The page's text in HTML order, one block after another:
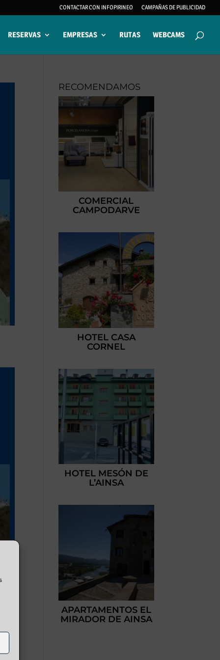
CONTACTAR CON INFOPIRINEO CAMPAÑAS DE PUBLICIDAD
RESERVAS EMPRESAS RUTAS WEBCAMS
RECOMENDAMOS
COMERCIAL
CAMPODARVE
HOTEL CASA
CORNEL
HOTEL MESÓN DE
L’AINSA
APARTAMENTOS EL
MIRADOR DE AINSA